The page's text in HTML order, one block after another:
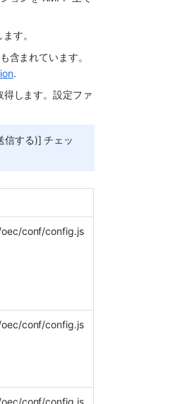
す。
含まれています。
.
します。設定ファ
信する)] チェッ
conf/config.js
conf/config.js
conf/config.js